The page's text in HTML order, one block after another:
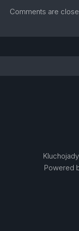
Comments are
Powered